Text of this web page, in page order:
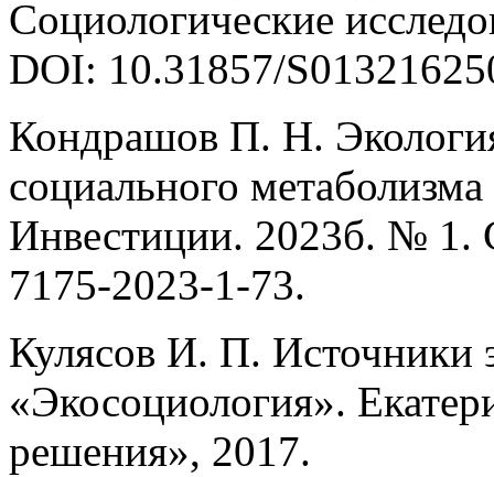
Социологические
DOI: 10.31857/
Кондрашов П. Н.
социального
Инвестиции. 2023б. № 1.
7175-2023-1-73.
Кулясов И. П. Источники
«Экосоциология».
решения», 2017.